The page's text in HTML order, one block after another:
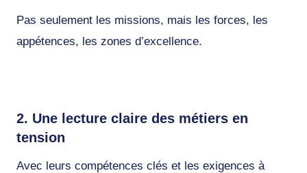
Pas seulement les missions, mais les forces, les
appétences, les zones d’excellence.
2. Une lecture claire des métiers en
tension
Avec leurs compétences clés et les exigences à